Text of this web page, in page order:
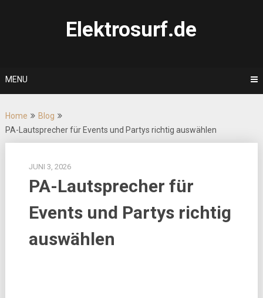
Elektrosurf.de
MENU
Home
Blog
PA-Lautsprecher für Events und Partys richtig auswählen
JUNI 3, 2026
PA-Lautsprecher für
Events und Partys richtig
auswählen